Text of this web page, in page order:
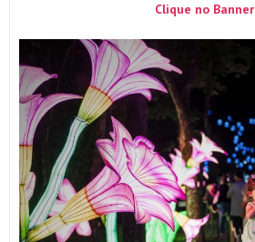
Clique no Banner